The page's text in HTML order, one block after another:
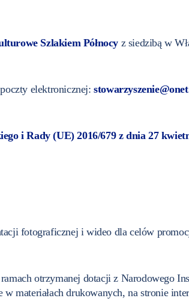
Szlakiem Północy z siedzibą w
elektronicznej:
i Rady (UE) 2016/679 z dnia 27
fotograficznej i wideo dla celów
otrzymanej dotacji z Narodowego
materiałach drukowanych, na stronie